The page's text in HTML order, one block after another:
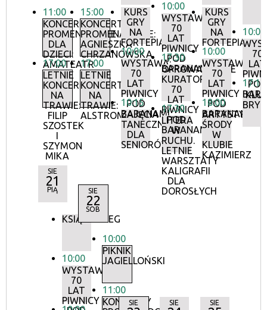
11:00
KONCERTY
PROMENADOWE
DLA
DZIECI:
AMATEATR
17:00
LETNIE
KONCERTY
NA
TRAWIE:
FILIP
SZOSTEK
I
SZYMON
MIKA
15:00
KONCERTY
PROMENADOWE:
AGNIESZKA
CHRZANOWSKA
17:00
LETNIE
KONCERTY
NA
TRAWIE:
ALSTROMERIE
KURS
GRY
NA
FORTEPIANIE
10:00
WYSTAWA:
70
LAT
PIWNICY
POD
BARANAMI
10:15
ZAJĘCIA
TANECZNE
DLA
SENIORÓW
10:00
WYSTAWA:
70
LAT
PIWNICY
POD
BARANAMI
17:30
OPROWADZANIE
KURATORSKIE:
70
LAT
PIWNICY
POD
BARANAMI
17:30
LITERA
W
RUCHU.
LETNIE
WARSZTATY
KALIGRAFII
DLA
DOROSŁYCH
KURS
GRY
NA
FORTEPIANIE
10:00
WYSTAWA:
70
LAT
PIWNICY
POD
BARANAMI
18:00
ŚRODY
W
KLUBIE
KAZIMIERZ
10:00
70
LAT
POD
17:15
SIE
21
PIĄ
KSIĄŻKOBIEG
10:00
WYSTAWA:
70
LAT
PIWNICY
SIE
22
SOB
10:00
PIKNIK
JAGIELLOŃSKI
11:00
KONCERTY
SIE SIE SIE